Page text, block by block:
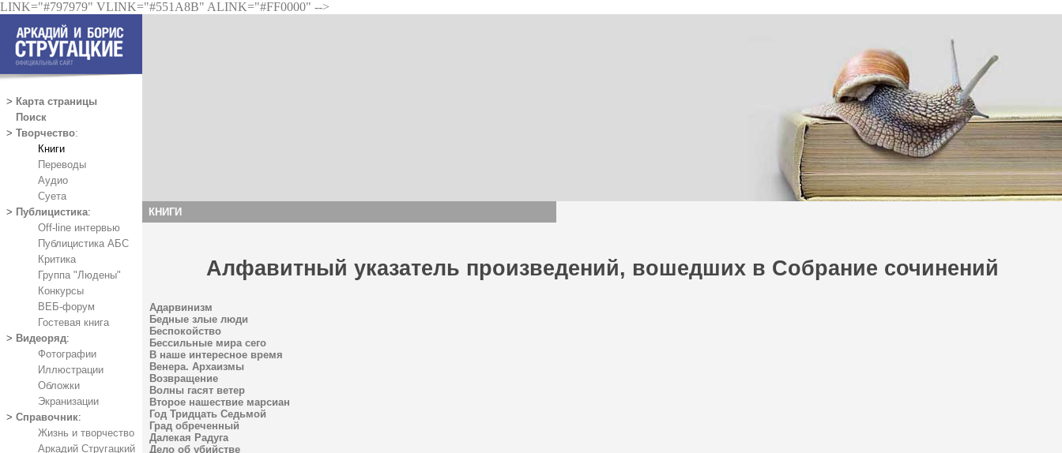
LINK="#797979" VLINK="#551A8B" ALINK="#FF0000" -->
> Карта страницы
Поиск
> Творчество:
Книги
Переводы
Аудио
Суета
> Публицистика:
Off-line интервью
Публицистика АБС
Критика
Группа "Людены"
Конкурсы
ВЕБ-форум
Гостевая книга
> Видеоряд:
Фотографии
Иллюстрации
Обложки
Экранизации
> Справочник:
Жизнь и творчество
Аркадий Стругацкий
КНИГИ
Алфавитный указатель произведений, вошедших в Собрание сочинений
Адарвинизм
Бедные злые люди
Беспокойство
Бессильные мира сего
В наше интересное время
Венера. Архаизмы
Возвращение
Волны гасят ветер
Второе нашествие марсиан
Год Тридцать Седьмой
Град обреченный
Далекая Радуга
Дело об убийстве